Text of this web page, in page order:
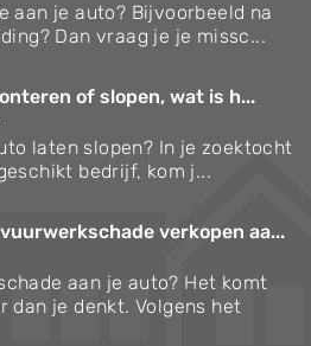
aan je auto? Bijvoorbeeld na
Dan vraag je je missc...
of slopen, wat is h...
laten slopen? In je zoektocht
bedrijf, kom j...
verkopen aa...
aan je auto? Het komt
dan je denkt. Volgens het